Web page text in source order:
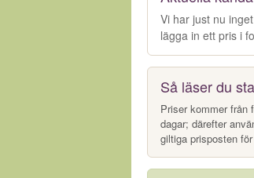
Vi har just nu
lägga in ett pris i
Så läser du
Priser kommer från
dagar; därefter
giltiga prisposten